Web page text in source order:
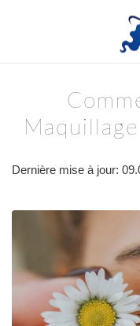
Dernière mise à jour: